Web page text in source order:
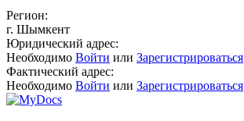
Регион:
г. Шымкент
Юридический адрес:
Необходимо Войти или Зарегистрироваться
Фактический адрес:
Необходимо Войти или Зарегистрироваться